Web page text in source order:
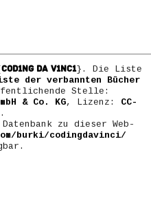
COD1NG DA V1NC1}. Die Liste
der verbannten Bücher
Stelle:
& Co. KG, Lizenz: CC-
.
zu dieser Web-
burki/codingdavinci/